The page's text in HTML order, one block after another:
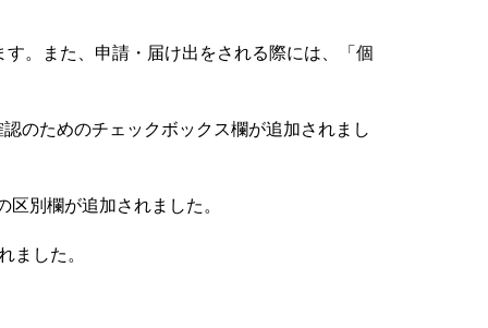
。また、申請・届け出をされる際には、「個
のためのチェックボックス欄が追加されまし
別欄が追加されました。
した。